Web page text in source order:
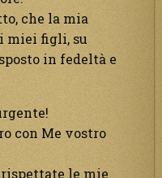
che la mia
miei figli, su
in fedeltà e
con Me vostro
le mie